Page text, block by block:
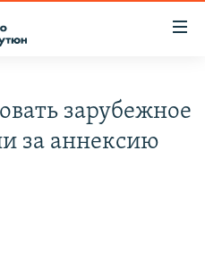
зарубежное
за аннексию